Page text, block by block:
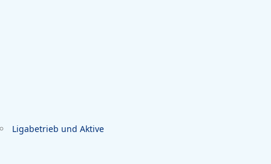
Ligabetrieb und Aktive